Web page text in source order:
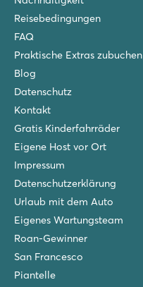
Reisebedingungen
FAQ
Praktische Extras zubuchen
Blog
Datenschutz
Kontakt
Gratis Kinderfahrräder
Eigene Host vor Ort
Impressum
Datenschutzerklärung
Urlaub mit dem Auto
Eigenes Wartungsteam
Roan-Gewinner
San Francesco
Piantelle